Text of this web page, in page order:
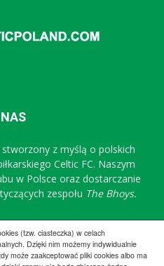
(tzw. ciasteczka) w celach
Dzięki nim możemy indywidualnie
może zaakceptować pliki cookies albo ma
z myślą o polskich
Celtic FC. Naszym
w Polsce oraz dostarczanie
zespołu The Bhoys.